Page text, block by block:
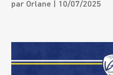
par Orlane | 10/07/2025